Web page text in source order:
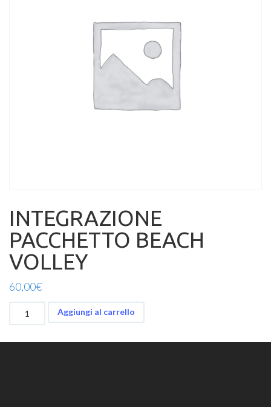
INTEGRAZIONE
PACCHETTO BEACH
VOLLEY
60,00€
INTEGRAZIONE
PACCHETTO
VOLLEY
Aggiungi al carrello